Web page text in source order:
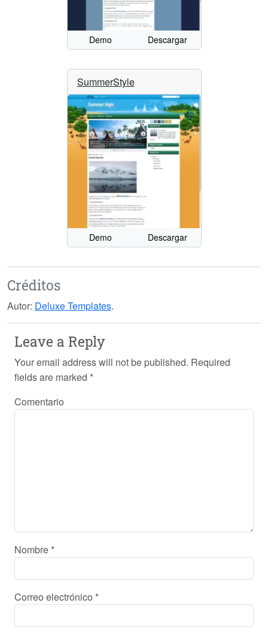
Demo Descargar
SummerStyle
Demo Descargar
Créditos
Autor: Deluxe Templates.
Leave a Reply
Your email address will not be published. Required
fields are marked *
Comentario
Nombre *
Correo electrónico *